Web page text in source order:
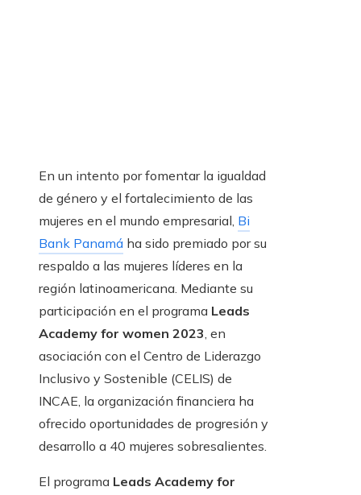
En un intento por fomentar la igualdad
de género y el fortalecimiento de las
mujeres en el mundo empresarial, Bi
Bank Panamá ha sido premiado por su
respaldo a las mujeres líderes en la
región latinoamericana. Mediante su
participación en el programa Leads
Academy for women 2023, en
asociación con el Centro de Liderazgo
Inclusivo y Sostenible (CELIS) de
INCAE, la organización financiera ha
ofrecido oportunidades de progresión y
desarrollo a 40 mujeres sobresalientes.
El programa Leads Academy for